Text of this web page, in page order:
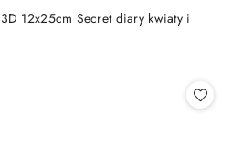
12x25cm Secret diary kwiaty i